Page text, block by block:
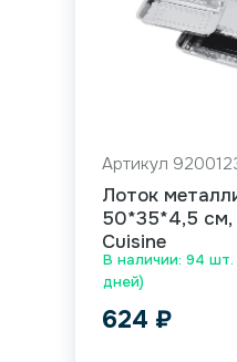
В наличии: 94 шт.
дней)
Артикул
Лоток
50*35*4,5 см,
Cuisine
624 ₽